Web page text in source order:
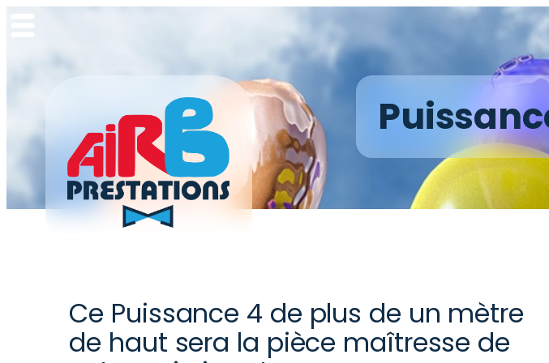
contenu
Ce Puissance 4 de plus de un mètre
de haut sera la pièce maîtresse de